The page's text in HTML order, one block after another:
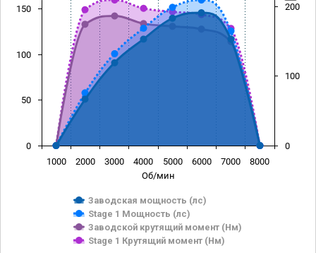
Об/мин
Заводская мощность (лс)
Stage 1 Мощность (лс)
Заводской крутящий момент (Нм)
Stage 1 Крутящий момент (Нм)
1000 2000 3000 4000 5000 6000 7000 8000
0
50
100
150
0
100
200